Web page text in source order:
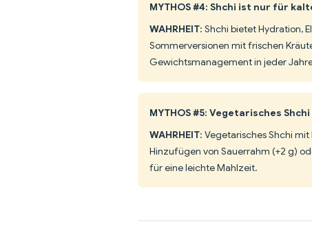
MYTHOS #4: Shchi ist nur für
WAHRHEIT: Shchi bietet Hydration,
Sommerversionen mit frischen
Gewichtsmanagement in jeder
MYTHOS #5: Vegetarisches
WAHRHEIT: Vegetarisches Shchi
Hinzufügen von Sauerrahm (+2 g)
für eine leichte Mahlzeit.